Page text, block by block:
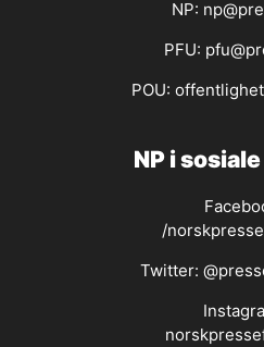
NP:
PFU:
POU:
NP i
/
Twitter: